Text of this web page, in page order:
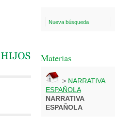
Nueva búsqueda
Materias
> NARRATIVA
ESPAÑOLA
NARRATIVA
ESPAÑOLA